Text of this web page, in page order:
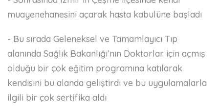
muayenehanesini açarak hasta kabulüne başladı
- Bu sırada Geleneksel ve Tamamlayıcı Tıp
alanında Sağlık Bakanlığı’nın Doktorlar için açmış
olduğu bir çok eğitim programına katılarak
kendisini bu alanda geliştirdi ve bu uygulamalarla
ilgili bir çok sertifika aldı